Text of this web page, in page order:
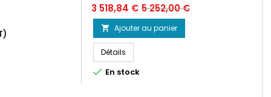
Prix
3 518,84 € Prix
de
base
5 252,00 €
 Ajouter au panier
Détails
 En stock